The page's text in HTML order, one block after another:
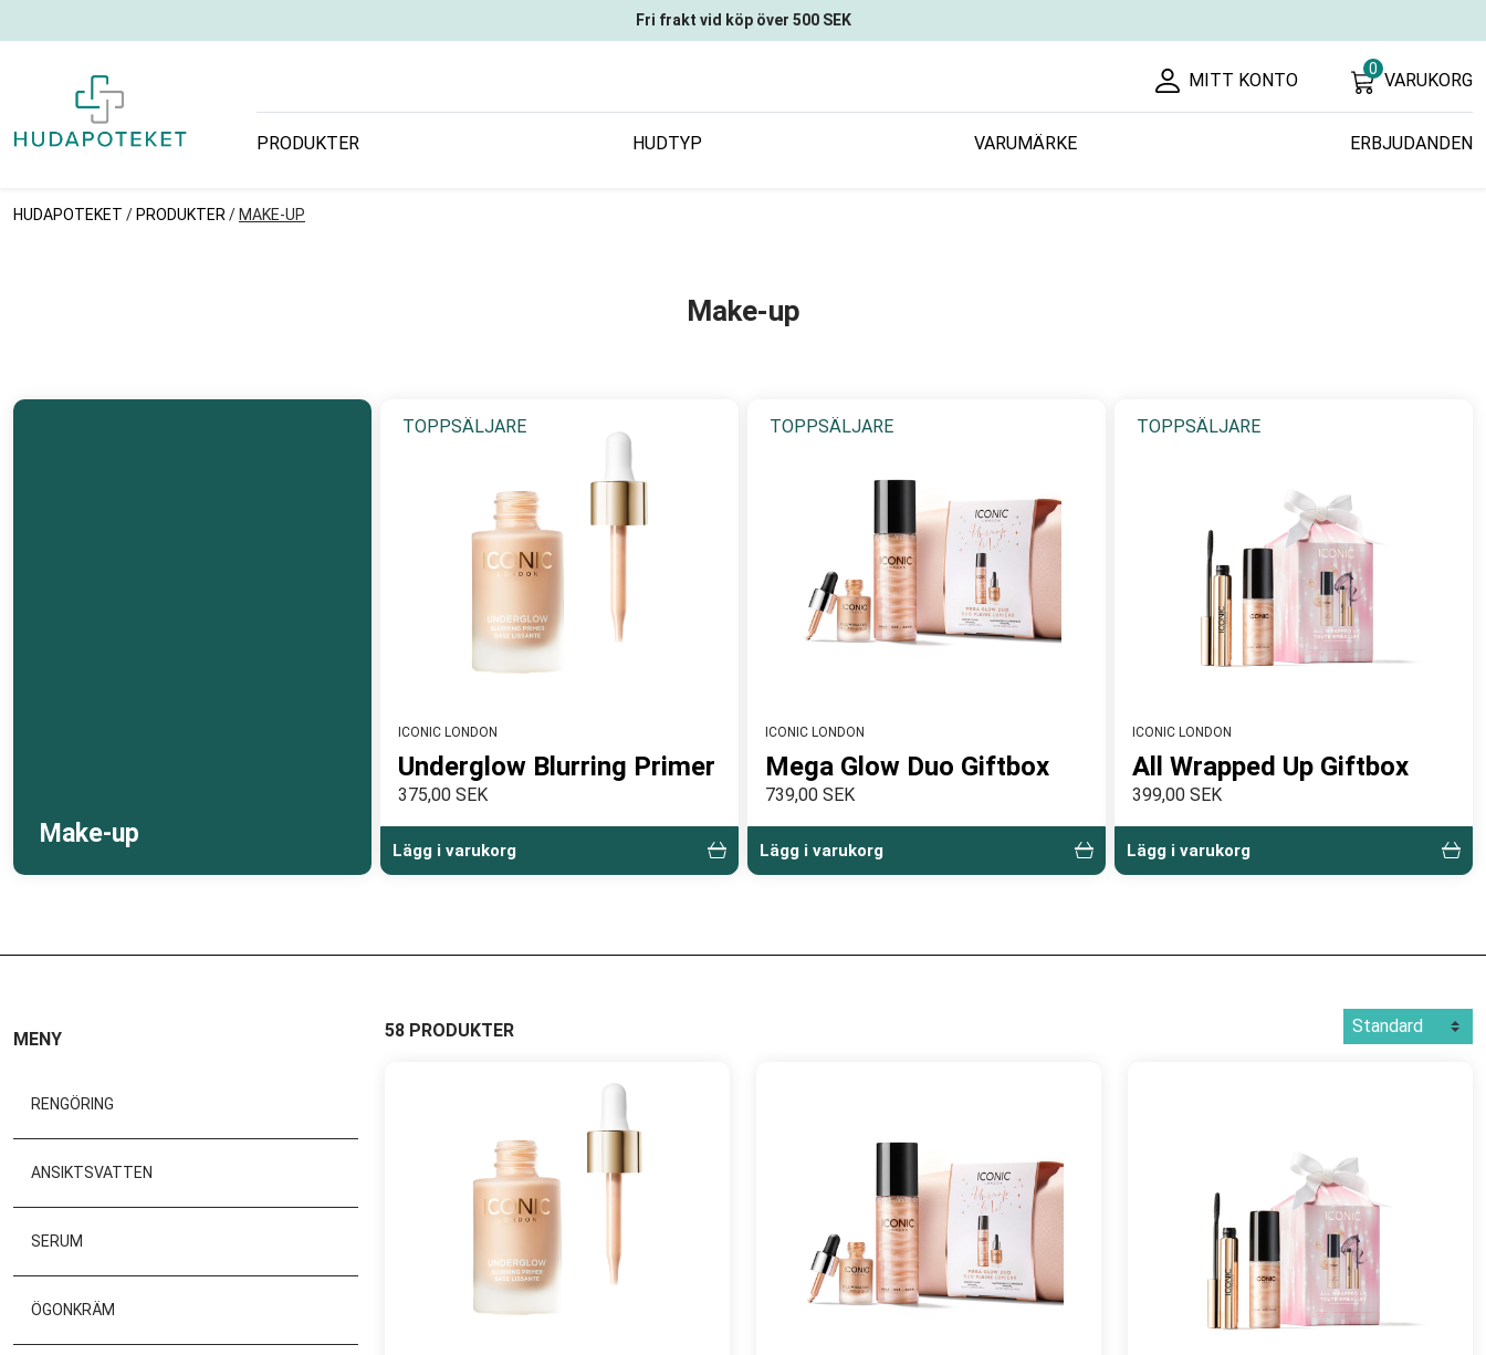
Fri frakt vid köp över 500 SEK
MITT KONTO
0
VARUKORG
PRODUKTER HUDTYP VARUMÄRKE ERBJUDANDEN
HUDAPOTEKET / PRODUKTER / MAKE-UP
Make-up
Make-up
TOPPSÄLJARE
ICONIC LONDON
Underglow Blurring Primer
375,00 SEK
Lägg i varukorg
TOPPSÄLJARE
ICONIC LONDON
Mega Glow Duo Giftbox
739,00 SEK
Lägg i varukorg
TOPPSÄLJARE
ICONIC LONDON
All Wrapped Up Giftbox
399,00 SEK
Lägg i varukorg
MENY
RENGÖRING
ANSIKTSVATTEN
SERUM
ÖGONKRÄM
58 PRODUKTER